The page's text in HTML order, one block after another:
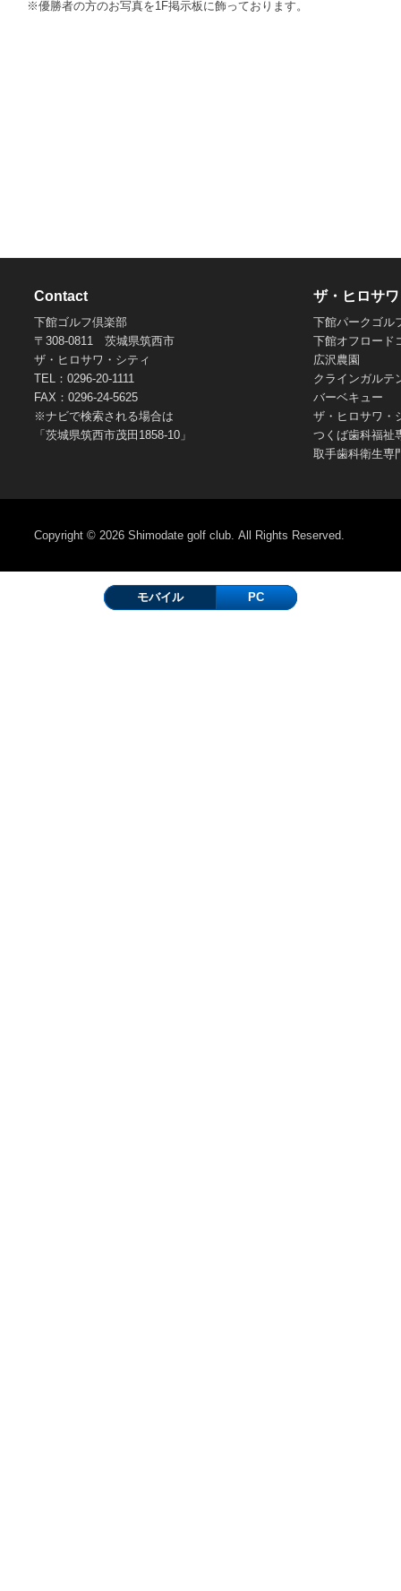
※優勝者の方のお写真を1F掲示板に飾っております。
Contact
下館ゴルフ倶楽部
〒308-0811 茨城県筑西市
ザ・ヒロサワ・シティ
TEL：0296-20-1111
FAX：0296-24-5625
※ナビで検索される場合は
「茨城県筑西市茂田1858-10」
ザ・ヒロサ
下館パークゴル
下館オフロード
広沢農園
クラインガルテ
バーベキュー
ザ・ヒロサワ・
つくば歯科福祉
取手歯科衛生専
Copyright © 2026 Shimodate golf club. All Rights Reserved.
モバイル PC